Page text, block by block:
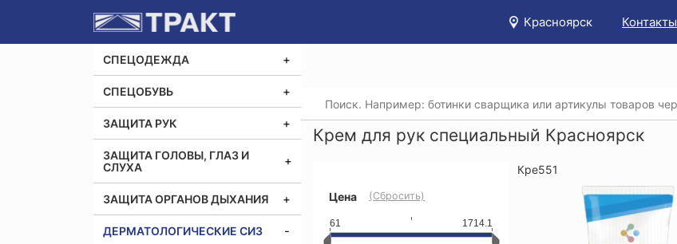
Красноярск Контакты
СПЕЦОДЕЖДА
СПЕЦОБУВЬ
ЗАЩИТА РУК
ЗАЩИТА ГОЛОВЫ, ГЛАЗ И
СЛУХА
ЗАЩИТА ОРГАНОВ ДЫХАНИЯ
ДЕРМАТОЛОГИЧЕСКИЕ СИЗ
Крем для рук специальный Красноярск
Цена (Сбросить)
61 1714.1
Кре551